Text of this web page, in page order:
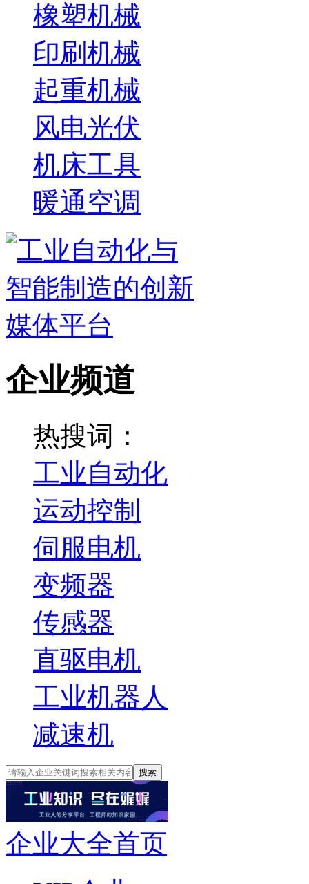
橡塑机械
印刷机械
起重机械
风电光伏
机床工具
暖通空调
企业频道
热搜词：
工业自动化
运动控制
伺服电机
变频器
传感器
直驱电机
工业机器人
减速机
搜索
企业大全首页